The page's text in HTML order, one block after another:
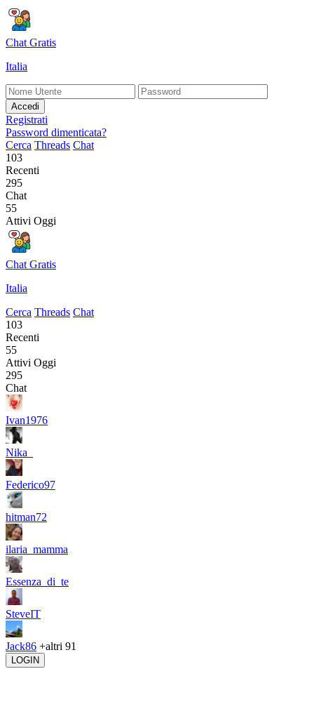
Chat Gratis
Italia
Accedi
Registrati
Password dimenticata?
Cerca Threads Chat
103
Recenti
295
Chat
55
Attivi Oggi
Chat Gratis
Italia
Cerca Threads Chat
103
Recenti
55
Attivi Oggi
295
Chat
Ivan1976
Nika_
Federico97
hitman72
ilaria_mamma
Essenza_di_te
SteveIT
Jack86 +altri 91
LOGIN